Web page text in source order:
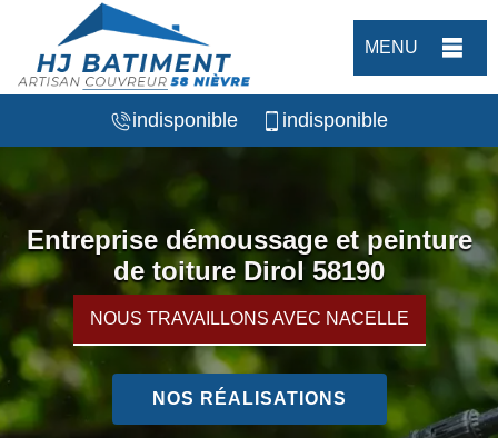
MENU
indisponible indisponible
Entreprise démoussage et peinture
de toiture Dirol 58190
NOUS TRAVAILLONS AVEC NACELLE
NOS RÉALISATIONS